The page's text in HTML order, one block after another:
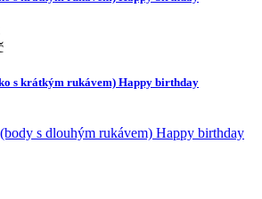
s krátkým rukávem) Happy birthday